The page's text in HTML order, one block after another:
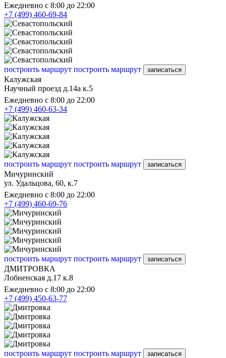
Ежедневно с 8:00 до 22:00
+7 (499) 460-69-84
построить маршрут построить маршрут записаться
Калужская
Научный проезд д.14а к.5
Ежедневно с 8:00 до 22:00
+7 (499) 460-63-34
построить маршрут построить маршрут записаться
Мичуринский
ул. Удальцова, 60, к.7
Ежедневно с 8:00 до 22:00
+7 (499) 460-69-76
построить маршрут построить маршрут записаться
ДМИТРОВКА
Лобненская д.17 к.8
Ежедневно с 8:00 до 22:00
+7 (499) 450-63-77
построить маршрут построить маршрут записаться